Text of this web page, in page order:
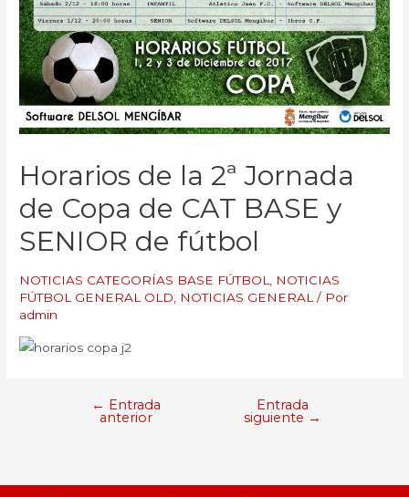
Horarios de la 2ª Jornada
de Copa de CAT BASE y
SENIOR de fútbol
NOTICIAS CATEGORÍAS BASE FÚTBOL
NOTICIAS
FÚTBOL GENERAL OLD
NOTICIAS GENERAL / Por
admin
← Entrada
anterior
Entrada
siguiente →